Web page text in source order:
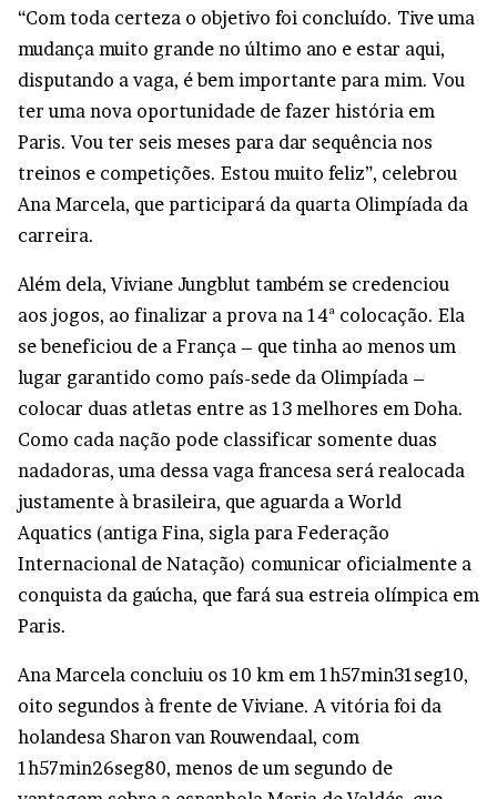
“Com toda certeza o objetivo foi concluído. Tive uma
mudança muito grande no último ano e estar aqui,
disputando a vaga, é bem importante para mim. Vou
ter uma nova oportunidade de fazer história em
Paris. Vou ter seis meses para dar sequência nos
treinos e competições. Estou muito feliz”, celebrou
Ana Marcela, que participará da quarta Olimpíada da
carreira.
Além dela, Viviane Jungblut também se credenciou
aos jogos, ao finalizar a prova na 14ª colocação. Ela
se beneficiou de a França – que tinha ao menos um
lugar garantido como país-sede da Olimpíada –
colocar duas atletas entre as 13 melhores em Doha.
Como cada nação pode classificar somente duas
nadadoras, uma dessa vaga francesa será realocada
justamente à brasileira, que aguarda a World
Aquatics (antiga Fina, sigla para Federação
Internacional de Natação) comunicar oficialmente a
conquista da gaúcha, que fará sua estreia olímpica em
Paris.
Ana Marcela concluiu os 10 km em 1h57min31seg10,
oito segundos à frente de Viviane. A vitória foi da
holandesa Sharon van Rouwendaal, com
1h57min26seg80, menos de um segundo de